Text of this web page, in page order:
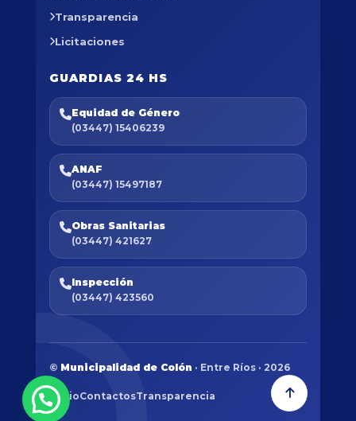
Transparencia
Licitaciones
GUARDIAS 24 HS
Equidad de Género
(03447) 15406239
ANAF
(03447) 15497187
Obras Sanitarias
(03447) 421627
Inspección
(03447) 423560
© Municipalidad de Colón · Entre Ríos · 2026
InicioContactosTransparencia